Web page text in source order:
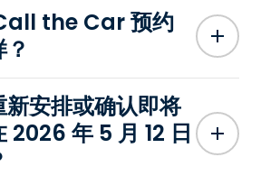
the Car 预约
安排或确认即将
2026 年 5 月 12 日